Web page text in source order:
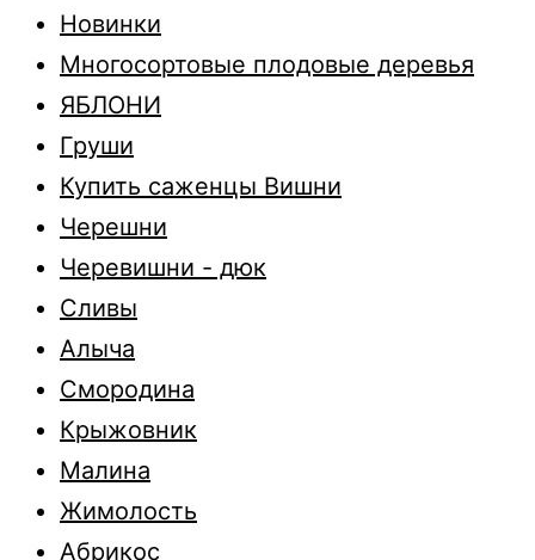
Новинки
Многосортовые плодовые деревья
ЯБЛОНИ
Груши
Купить саженцы Вишни
Черешни
Черевишни - дюк
Сливы
Алыча
Смородина
Крыжовник
Малина
Жимолость
Абрикос